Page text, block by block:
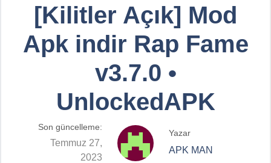
[Kilitler Açık] Mod
Apk indir Rap Fame
v3.7.0 •
UnlockedAPK
Son güncelleme:
Temmuz 27,
2023
Yazar
APK MAN